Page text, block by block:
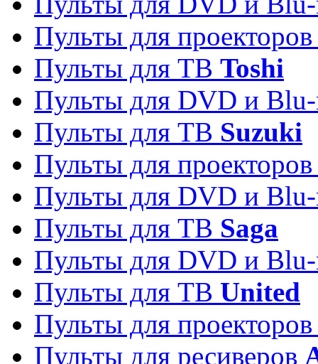
Пульты для
Пульты для ТВ Toshi
Пульты для DVD и
Пульты для ТВ Suzuki
Пульты для
Пульты для DVD и
Пульты для ТВ Saga
Пульты для DVD и
Пульты для ТВ United
Пульты для
Пульты для ресиверов